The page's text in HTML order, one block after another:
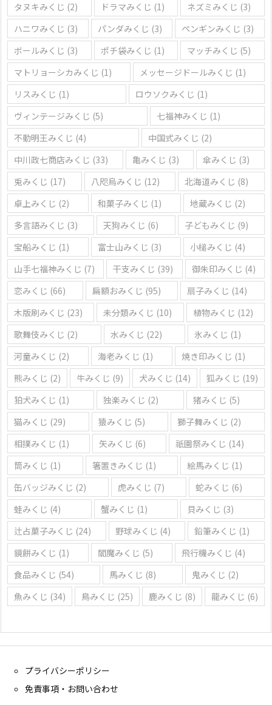
タヌキみくじ (2) ドラマみくじ (1) ネズミみくじ (3)
ハニワみくじ (3) パンダみくじ (3) ペンギンみくじ (3)
ボールみくじ (3) ポチ袋みくじ (1) マッチみくじ (5)
マトリョーシカみくじ (1) メッセージドールみくじ (1)
リスみくじ (1) ロウソクみくじ (1)
ヴィンテージみくじ (5) 七福神みくじ (1)
不動明王みくじ (4) 中国式みくじ (2)
中川政七商店みくじ (33) 亀みくじ (3) 傘みくじ (3)
兎みくじ (17) 八咫烏みくじ (12) 北海道みくじ (8)
卓上みくじ (2) 和菓子みくじ (1) 地蔵みくじ (2)
多言語みくじ (3) 天狗みくじ (6) 子どもみくじ (9)
宝船みくじ (1) 富士山みくじ (3) 小槌みくじ (4)
山手七福神みくじ (7) 干支みくじ (39) 御朱印みくじ (4)
恋みくじ (66) 扁額おみくじ (95) 扇子みくじ (14)
木版刷みくじ (23) 未分類みくじ (10) 植物みくじ (12)
歌舞伎みくじ (2) 水みくじ (22) 氷みくじ (1)
河童みくじ (2) 海老みくじ (1) 焼き印みくじ (1)
熊みくじ (2) 牛みくじ (9) 犬みくじ (14) 狐みくじ (19)
狛犬みくじ (1) 独楽みくじ (2) 猪みくじ (5)
猫みくじ (29) 猿みくじ (5) 獅子舞みくじ (2)
相撲みくじ (1) 矢みくじ (6) 祇園祭みくじ (14)
筒みくじ (1) 箸置きみくじ (1) 絵馬みくじ (1)
缶バッジみくじ (2) 虎みくじ (7) 蛇みくじ (6)
蛙みくじ (4) 蟹みくじ (1) 貝みくじ (3)
辻占菓子みくじ (24) 野球みくじ (4) 鉛筆みくじ (1)
鏡餅みくじ (1) 閻魔みくじ (5) 飛行機みくじ (4)
食品みくじ (54) 馬みくじ (8) 鬼みくじ (2)
魚みくじ (34) 鳥みくじ (25) 鹿みくじ (8) 龍みくじ (6)
プライバシーポリシー
免責事項・お問い合わせ